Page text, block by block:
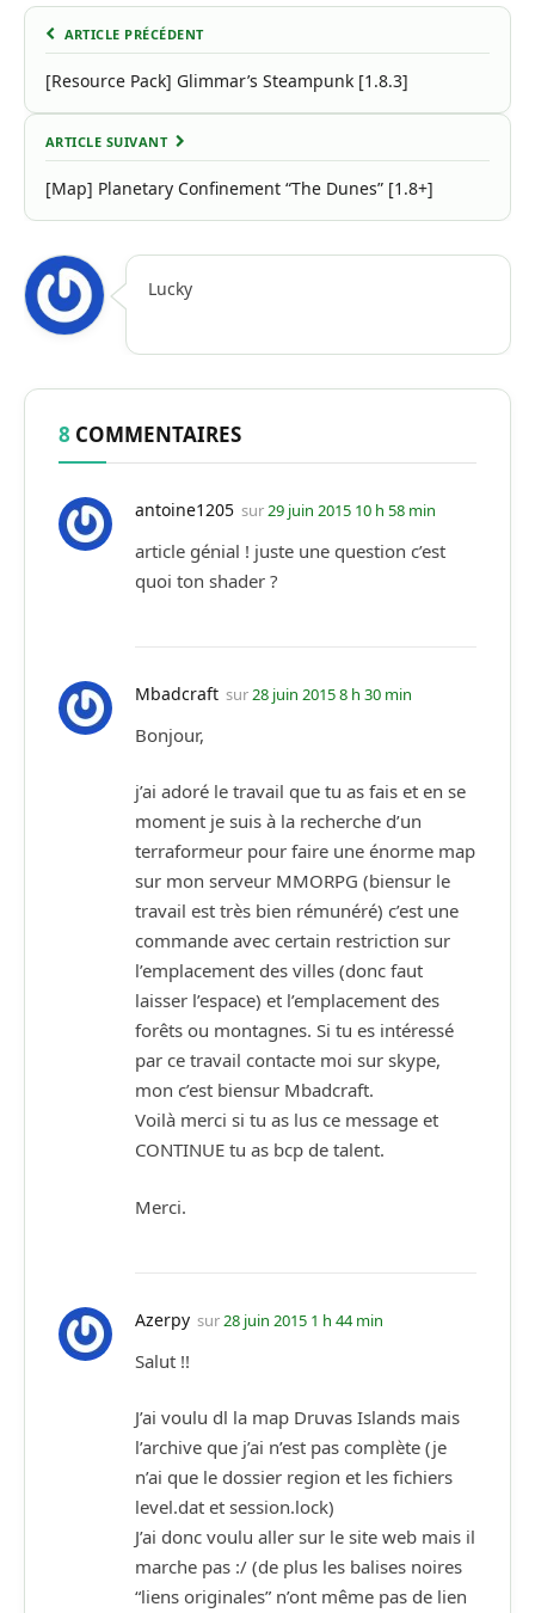
ARTICLE PRÉCÉDENT
[Resource Pack] Glimmar’s Steampunk [1.8.3]
ARTICLE SUIVANT
[Map] Planetary Confinement “The Dunes” [1.8+]
Lucky
8 COMMENTAIRES
antoine1205 sur29 juin 2015 10 h 58 min
article génial ! juste une question c’est
quoi ton shader ?
Mbadcraft sur28 juin 2015 8 h 30 min
Bonjour,
j’ai adoré le travail que tu as fais et en se
moment je suis à la recherche d’un
terraformeur pour faire une énorme map
sur mon serveur MMORPG (biensur le
travail est très bien rémunéré) c’est une
commande avec certain restriction sur
l’emplacement des villes (donc faut
laisser l’espace) et l’emplacement des
forêts ou montagnes. Si tu es intéressé
par ce travail contacte moi sur skype,
mon c’est biensur Mbadcraft.
Voilà merci si tu as lus ce message et
CONTINUE tu as bcp de talent.
Merci.
Azerpy sur28 juin 2015 1 h 44 min
Salut !!
J’ai voulu dl la map Druvas Islands mais
l’archive que j’ai n’est pas complète (je
n’ai que le dossier region et les fichiers
level.dat et session.lock)
J’ai donc voulu aller sur le site web mais il
marche pas :/ (de plus les balises noires
“liens originales” n’ont même pas de lien